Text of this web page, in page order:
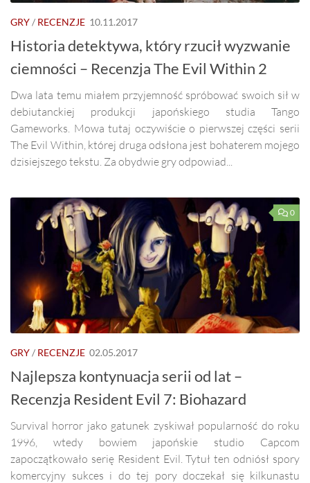
GRY/ RECENZJE 10.11.2017
Historia detektywa, który rzucił wyzwanie
ciemności – Recenzja The Evil Within 2
Dwa lata temu miałem przyjemność spróbować swoich sił w
debiutanckiej produkcji japońskiego studia Tango
Gameworks. Mowa tutaj oczywiście o pierwszej części serii
The Evil Within, której druga odsłona jest bohaterem mojego
dzisiejszego tekstu. Za obydwie gry odpowiad...
0
GRY/ RECENZJE 02.05.2017
Najlepsza kontynuacja serii od lat –
Recenzja Resident Evil 7: Biohazard
Survival horror jako gatunek zyskiwał popularność do roku
1996, wtedy bowiem japońskie studio Capcom
zapoczątkowało serię Resident Evil. Tytuł ten odniósł spory
komercyjny sukces i do tej pory doczekał się kilkunastu